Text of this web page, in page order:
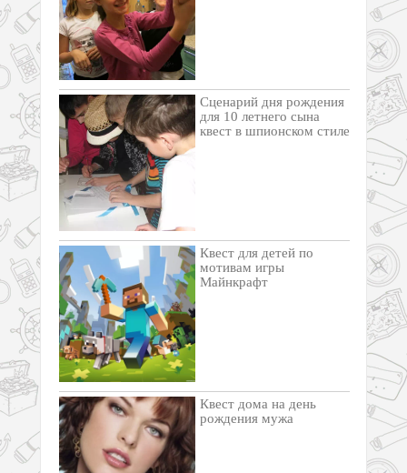
Сценарий дня рождения
для 10 летнего сына
квест в шпионском стиле
Квест для детей по
мотивам игры
Майнкрафт
Квест дома на день
рождения мужа